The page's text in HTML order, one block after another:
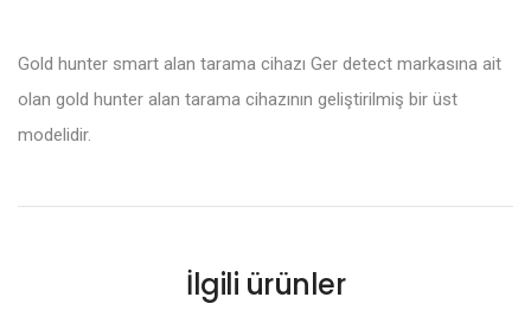
Gold hunter smart alan tarama cihazı Ger detect markasına ait
olan gold hunter alan tarama cihazının geliştirilmiş bir üst
modelidir.
İlgili ürünler